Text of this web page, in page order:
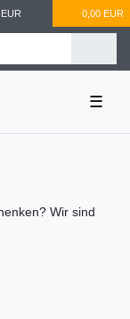
EUR 0,00 EUR
☰
Wir sind